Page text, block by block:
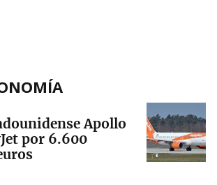
Apollo
por 6.600